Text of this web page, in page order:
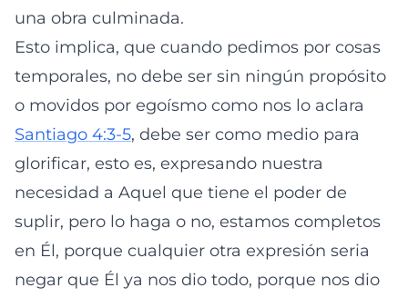
una obra culminada.
Esto implica, que cuando pedimos por cosas
temporales, no debe ser sin ningún propósito
o movidos por egoísmo como nos lo aclara
Santiago 4:3-5, debe ser como medio para
glorificar, esto es, expresando nuestra
necesidad a Aquel que tiene el poder de
suplir, pero lo haga o no, estamos completos
en Él, porque cualquier otra expresión seria
negar que Él ya nos dio todo, porque nos dio